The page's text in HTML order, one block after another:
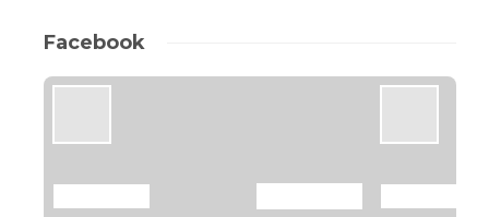
Facebook